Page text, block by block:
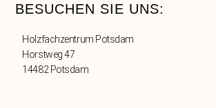
BESUCHEN SIE UNS:
Holzfachzentrum Potsdam
Horstweg 47
14482 Potsdam